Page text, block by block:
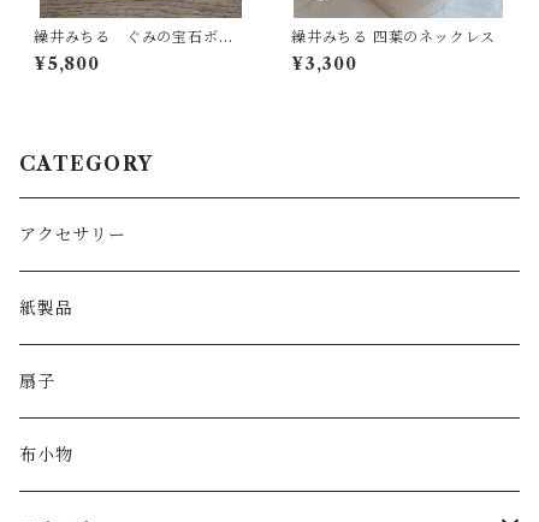
繰井みちる ぐみの宝石ボタ
ニカルネックレス(3粒3葉)
¥5,800
繰井みちる 四葉のネックレス
¥3,300
CATEGORY
アクセサリー
紙製品
扇子
布小物